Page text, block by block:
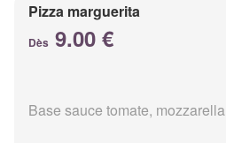
Pizza marguerita
Dès 9.00 €
Base sauce tomate, mozzarella